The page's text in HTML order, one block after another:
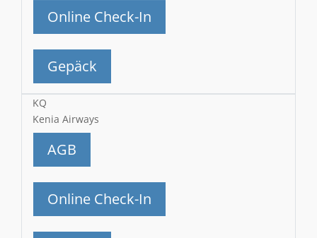
Online Check-In
Gepäck
KQ
Kenia Airways
AGB
Online Check-In